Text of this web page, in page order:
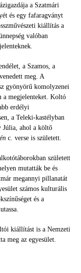
a Szatmári
és egy fafaragványt
kiállítás a
valóban
a Szamos, a
meg. A
gyönyörű komolyzenei
a megjelenteket. Koltó
erdélyi
a Teleki-kastélyban
Júlia, ahol a költő
c. verse is született.
született
mutatták be és
megannyi pillanatát
számos kulturális
és a
kiállítást is a Nemzeti
meg az egyesület.